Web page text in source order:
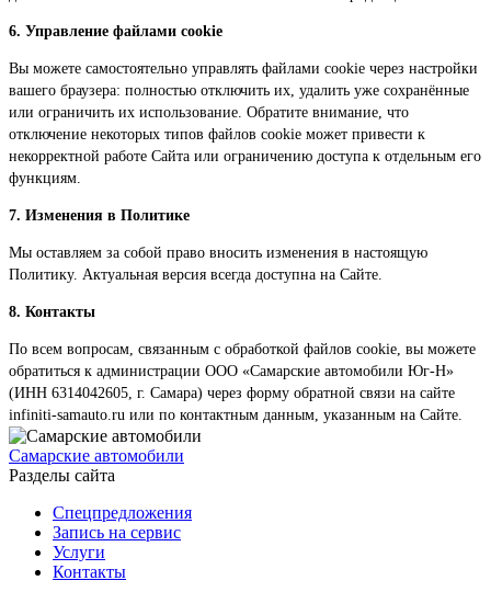
6. Управление файлами cookie
Вы можете самостоятельно управлять файлами cookie через настройки
вашего браузера: полностью отключить их, удалить уже сохранённые
или ограничить их использование. Обратите внимание, что
отключение некоторых типов файлов cookie может привести к
некорректной работе Сайта или ограничению доступа к отдельным его
функциям.
7. Изменения в Политике
Мы оставляем за собой право вносить изменения в настоящую
Политику. Актуальная версия всегда доступна на Сайте.
8. Контакты
По всем вопросам, связанным с обработкой файлов cookie, вы можете
обратиться к администрации ООО «Самарские автомобили Юг-Н»
(ИНН 6314042605, г. Самара) через форму обратной связи на сайте
infiniti-samauto.ru или по контактным данным, указанным на Сайте.
Самарские автомобили
Разделы сайта
Спецпредложения
Запись на сервис
Услуги
Контакты